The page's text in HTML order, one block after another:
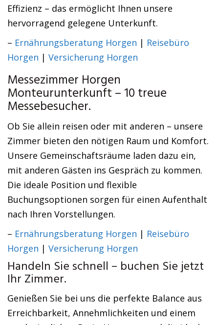
Effizienz – das ermöglicht Ihnen unsere
hervorragend gelegene Unterkunft.
– Ernährungsberatung Horgen | Reisebüro
Horgen | Versicherung Horgen
Messezimmer Horgen
Monteurunterkunft – 10 treue
Messebesucher.
Ob Sie allein reisen oder mit anderen – unsere
Zimmer bieten den nötigen Raum und Komfort.
Unsere Gemeinschaftsräume laden dazu ein,
mit anderen Gästen ins Gespräch zu kommen.
Die ideale Position und flexible
Buchungsoptionen sorgen für einen Aufenthalt
nach Ihren Vorstellungen.
– Ernährungsberatung Horgen | Reisebüro
Horgen | Versicherung Horgen
Handeln Sie schnell – buchen Sie jetzt
Ihr Zimmer.
Genießen Sie bei uns die perfekte Balance aus
Erreichbarkeit, Annehmlichkeiten und einem